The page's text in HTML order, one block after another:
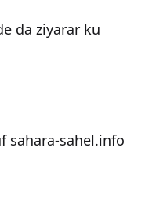
da ziyarar ku
sahara-sahel.info